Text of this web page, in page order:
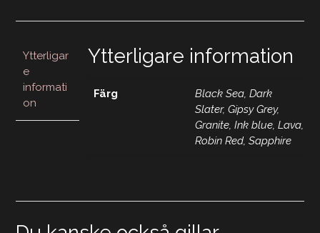
Ytterligar
e
informati
on
Ytterligare information
Färg
Black Sea, Dark
Slater, Gipsy Grey,
Granite, Ink blue, Lava,
Robin Red, Sapphire